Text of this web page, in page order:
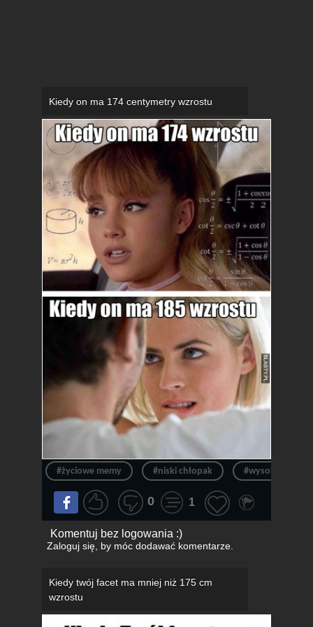
Kiedy on ma 174 centymetry wzrostu
#życiowe memy #niski chłopak #wysoki chłopak
0 1
Komentuj bez logowania :)
Zaloguj się, by móc dodawać komentarze.
Kiedy twój facet ma mniej niż 175 cm
wzrostu